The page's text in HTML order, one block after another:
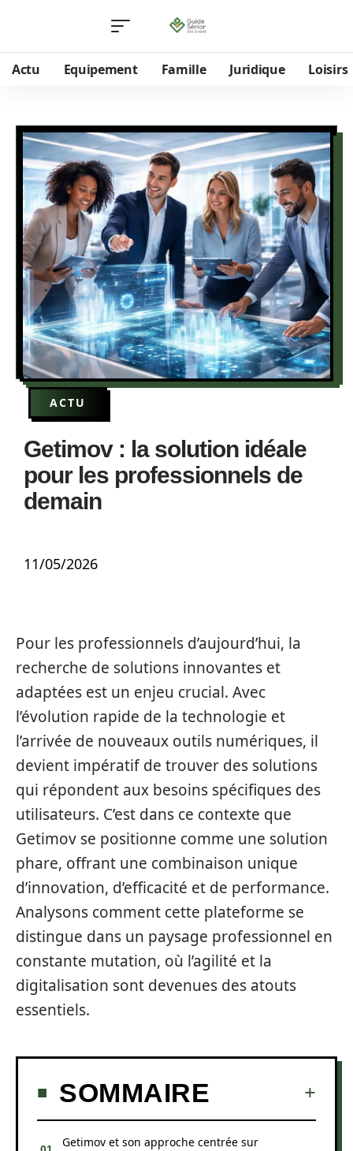
Actu Equipement Famille Juridique Loisirs
ACTU
Getimov : la solution idéale
pour les professionnels de
demain
11/05/2026
Pour les professionnels d’aujourd’hui, la
recherche de solutions innovantes et
adaptées est un enjeu crucial. Avec
l’évolution rapide de la technologie et
l’arrivée de nouveaux outils numériques, il
devient impératif de trouver des solutions
qui répondent aux besoins spécifiques des
utilisateurs. C’est dans ce contexte que
Getimov se positionne comme une solution
phare, offrant une combinaison unique
d’innovation, d’efficacité et de performance.
Analysons comment cette plateforme se
distingue dans un paysage professionnel en
constante mutation, où l’agilité et la
digitalisation sont devenues des atouts
essentiels.
SOMMAIRE
Getimov et son approche centrée sur